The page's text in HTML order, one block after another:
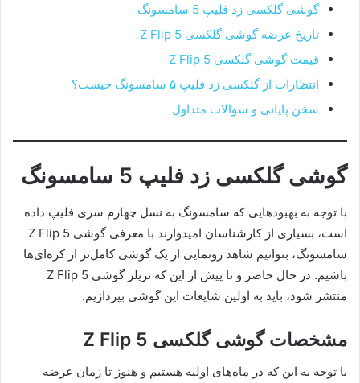
گوشی گلکسی زد فلیپ 5 سامسونگ
تاریخ عرضه گوشی گلکسی Z Flip 5
قیمت گوشی گلکسی Z Flip 5
انتظارات از گلکسی زد فلیپ ۵ سامسونگ چیست؟
سخن پایانی و سوالات متداول
گوشی گلکسی زد فلیپ 5 سامسونگ
با توجه به بهبودهایی که سامسونگ به نسل چهارم سری فلیپ داده
است، بسیاری از کارشناسان امیدوارند با معرفی گوشی Z Flip 5
سامسونگ، بتوانیم شاهد رونمایی از یک گوشی کامل‌تر از کره‌ای‌ها
باشیم. در حال حاضر و تا پیش از این که تریلر گوشی Z Flip 5
منتشر شود، باید به اولین شایعات این گوشی بپردازیم.
مشخصات گوشی گلکسی Z Flip 5
با توجه به این که در ماه‌های اولیه هستیم و هنوز تا زمان عرضه